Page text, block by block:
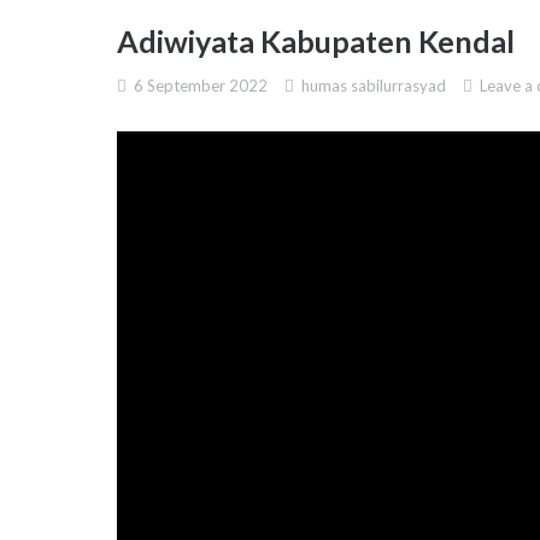
Adiwiyata Kabupaten Kendal
6 September 2022 humas sabilurrasyad Leave a